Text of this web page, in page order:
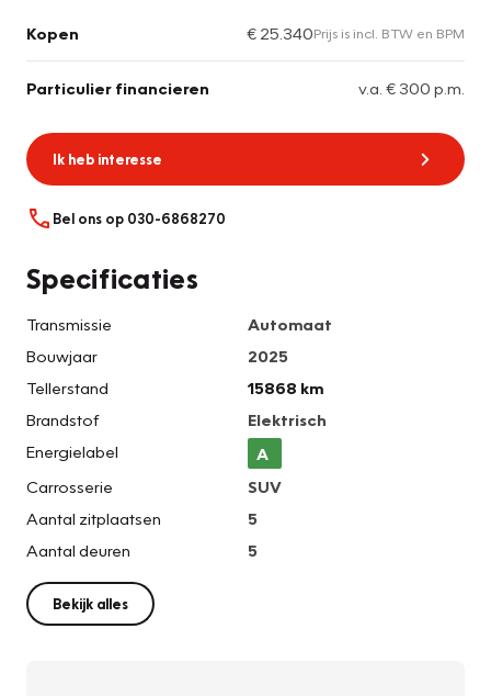
Kopen € 25.340Prijs is incl. BTW en BPM
Particulier financieren v.a. € 300 p.m.
Ik heb interesse
Bel ons op 030-6868270
Specificaties
Transmissie
Automaat
Bouwjaar
2025
Tellerstand
15868 km
Brandstof
Elektrisch
Energielabel
A
Carrosserie
SUV
Aantal zitplaatsen
5
Aantal deuren
5
Bekijk alles